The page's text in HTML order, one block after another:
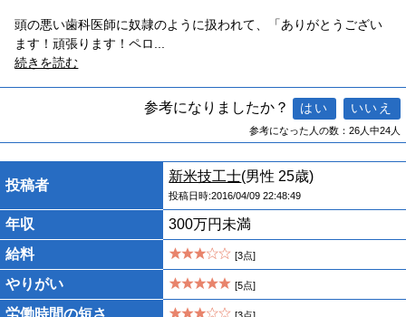
頭の悪い歯科医師に奴隷のように扱われて、「ありがとうござい
ます！頑張ります！ペロ
続きを読む
参考になりましたか？
参考になった人の数：26人中24人
投稿者
新米技工士(男性 25歳)
投稿日時:2016/04/09 22:48:49
年収
300万円未満
給料
[3点]
やりがい [5点]